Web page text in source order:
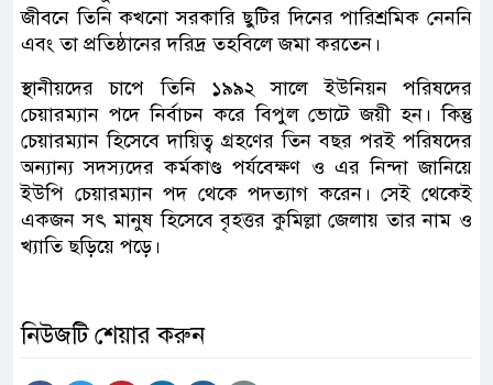
জীবনে তিনি কখনো সরকারি ছুটির দিনের পারিশ্রমিক নেননি
এবং তা প্রতিষ্ঠানের দরিদ্র তহবিলে জমা করতেন।
স্থানীয়দের চাপে তিনি ১৯৯২ সালে ইউনিয়ন পরিষদের
চেয়ারম্যান পদে নির্বাচন করে বিপুল ভোটে জয়ী হন। কিন্তু
চেয়ারম্যান হিসেবে দায়িত্ব গ্রহণের তিন বছর পরই পরিষদের
অন্যান্য সদস্যদের কর্মকাণ্ড পর্যবেক্ষণ ও এর নিন্দা জানিয়ে
ইউপি চেয়ারম্যান পদ থেকে পদত্যাগ করেন। সেই থেকেই
একজন সৎ মানুষ হিসেবে বৃহত্তর কুমিল্লা জেলায় তার নাম ও
খ্যাতি ছড়িয়ে পড়ে।
নিউজটি শেয়ার করুন